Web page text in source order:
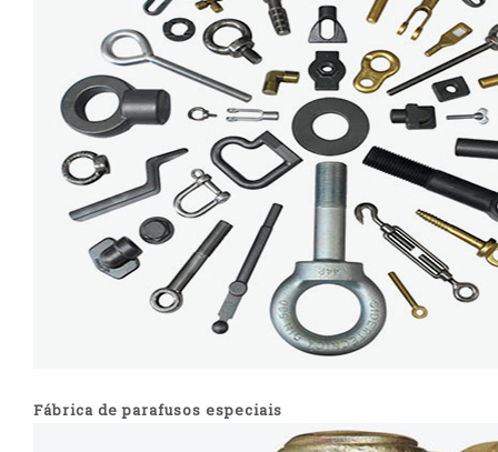
Fábrica de parafusos especiais